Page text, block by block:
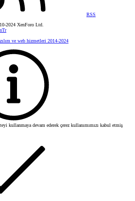
RSS
2024 XenForo Ltd.
ve web hizmetleri 2014-2024
kullanmaya devam ederek çerez kullanımımızı kabul etmiş